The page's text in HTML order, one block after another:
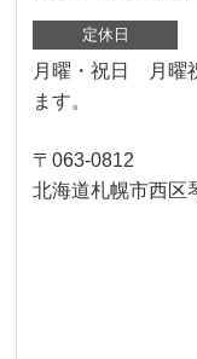
定休日
月曜・祝日 月曜
ます。
〒063-0812
北海道札幌市西区